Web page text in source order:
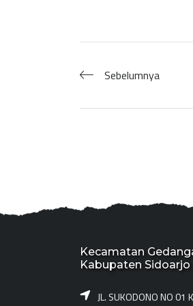
Sebelumnya
Kecamatan
Kabupaten Sidoarjo
JL. SUKODONO NO 01